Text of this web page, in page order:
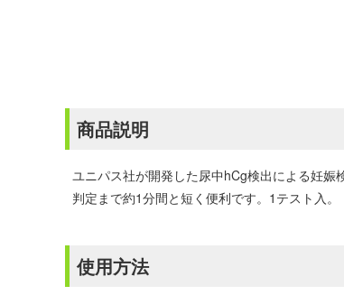
商品説明
ユニパス社が開発した尿中hCg検出による妊
判定まで約1分間と短く便利です。1テスト入。
使用方法